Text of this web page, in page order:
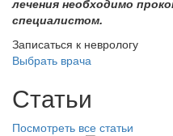
специалистом.
Записаться к неврологу
Выбрать врача
Статьи
Посмотреть все статьи